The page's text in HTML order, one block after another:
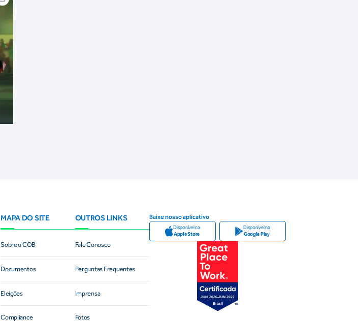
MAPA DO SITE
Sobre o COB
Documentos
Eleições
Compliance
OUTROS LINKS
Fale Conosco
Perguntas Frequentes
Imprensa
Fotos
Baixe nosso aplicativo
Disponível na
Apple Store
Disponível na
Google Play